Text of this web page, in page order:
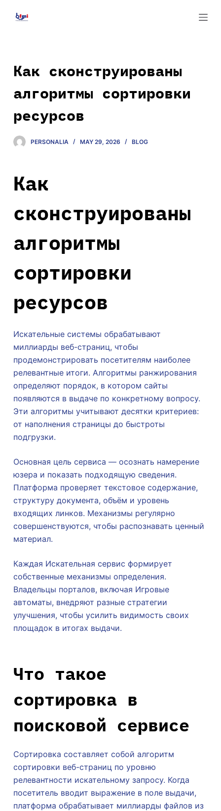
o
n
e
Как сконструированы
алгоритмы сортировки
ресурсов
PERSONALIA MAY 29, 2026 BLOG
Как
сконструированы
алгоритмы
сортировки
ресурсов
Искательные системы обрабатывают
миллиарды веб-страниц, чтобы
продемонстрировать посетителям наиболее
релевантные итоги. Алгоритмы ранжирования
определяют порядок, в котором сайты
появляются в выдаче по конкретному вопросу.
Эти алгоритмы учитывают десятки критериев:
от наполнения страницы до быстроты
подгрузки.
Основная цель сервиса — осознать намерение
юзера и показать подходящую сведения.
Платформа проверяет текстовое содержание,
структуру документа, объём и уровень
входящих линков. Механизмы регулярно
совершенствуются, чтобы распознавать ценный
материал.
Каждая Искательная сервис формирует
собственные механизмы определения.
Владельцы порталов, включая Игровые
автоматы, внедряют разные стратегии
улучшения, чтобы усилить видимость своих
площадок в итогах выдачи.
Что такое
сортировка в
поисковой сервисе
Сортировка составляет собой алгоритм
сортировки веб-страниц по уровню
релевантности искательному запросу. Когда
посетитель вводит выражение в поле выдачи,
платформа обрабатывает миллиарды файлов из